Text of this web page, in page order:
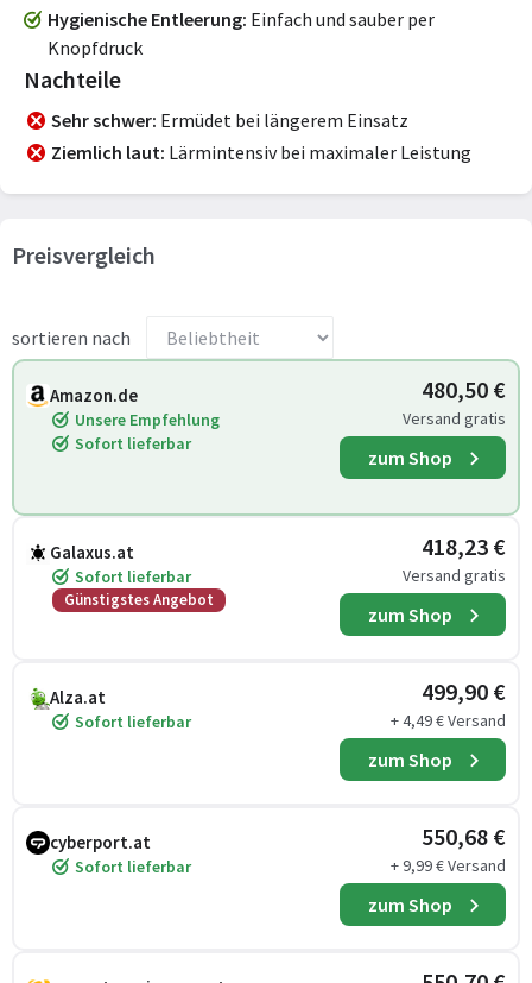
Hygienische Entleerung Einfach und sauber per
Knopfdruck
Nachteile
Sehr schwer Ermüdet bei längerem Einsatz
Ziemlich laut Lärmintensiv bei maximaler Leistung
Preisvergleich
sortieren nach
Amazon.de
Unsere Empfehlung
Sofort lieferbar
480,50 €
Versand gratis
zum Shop
Galaxus.at
Sofort lieferbar
Günstigstes Angebot
418,23 €
Versand gratis
zum Shop
Alza.at
Sofort lieferbar
499,90 €
+ 4,49 € Versand
zum Shop
cyberport.at
Sofort lieferbar
550,68 €
+ 9,99 € Versand
zum Shop